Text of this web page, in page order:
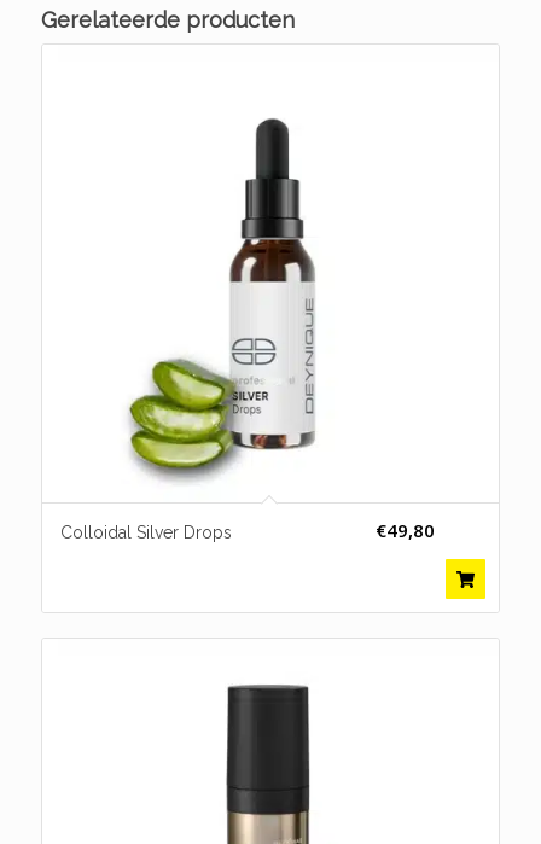
Gerelateerde producten
Colloidal Silver Drops €49,80